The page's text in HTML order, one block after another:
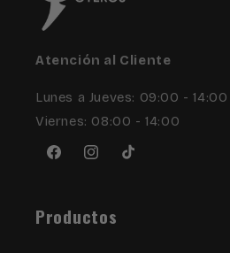
Atención al Cliente
Lunes a Jueves: 09:00 -
Viernes: 08:00 - 14:00
FacebookInstagram
TikTok
Productos